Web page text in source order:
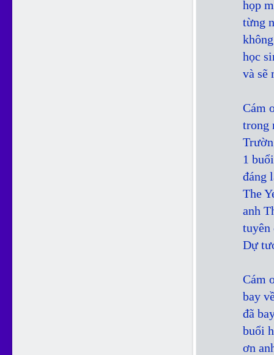
họp
từng
học
và sẽ
Cám
trong
1
đáng
The
anh
tuyên
Dự
Cám
bay
đã
buổi
ơn